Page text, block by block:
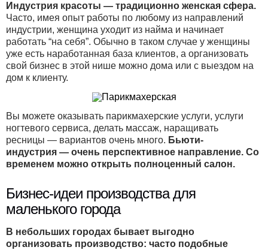
Индустрия красоты — традиционно женская сфера.
Часто, имея опыт работы по любому из направлений
индустрии, женщина уходит из найма и начинает
работать “на себя”. Обычно в таком случае у женщины
уже есть наработанная база клиентов, а организовать
свой бизнес в этой нише можно дома или с выездом на
дом к клиенту.
Вы можете оказывать парикмахерские услуги, услуги
ногтевого сервиса, делать массаж, наращивать
ресницы — вариантов очень много. Бьюти-
индустрия — очень перспективное направление. Со
временем можно открыть полноценный салон.
Бизнес-идеи производства для
маленького города
В небольших городах бывает выгодно
организовать производство: часто подобные